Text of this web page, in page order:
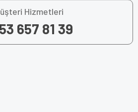
Hizmetleri
657 81 39